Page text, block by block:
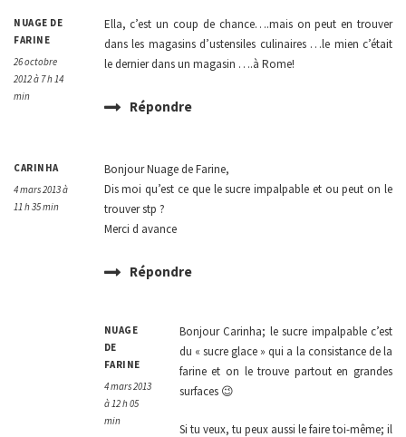
NUAGE DE
FARINE
26 octobre
2012 à 7 h 14
min
Ella, c’est un coup de chance….mais on peut en trouver
dans les magasins d’ustensiles culinaires …le mien c’était
le dernier dans un magasin ….à Rome!
Répondre
CARINHA
4 mars 2013 à
11 h 35 min
Bonjour Nuage de Farine,
Dis moi qu’est ce que le sucre impalpable et ou peut on le
trouver stp ?
Merci d avance
Répondre
NUAGE
DE
FARINE
4 mars 2013
à 12 h 05
min
Bonjour Carinha; le sucre impalpable c’est
du « sucre glace » qui a la consistance de la
farine et on le trouve partout en grandes
surfaces 😉
Si tu veux, tu peux aussi le faire toi-même; il